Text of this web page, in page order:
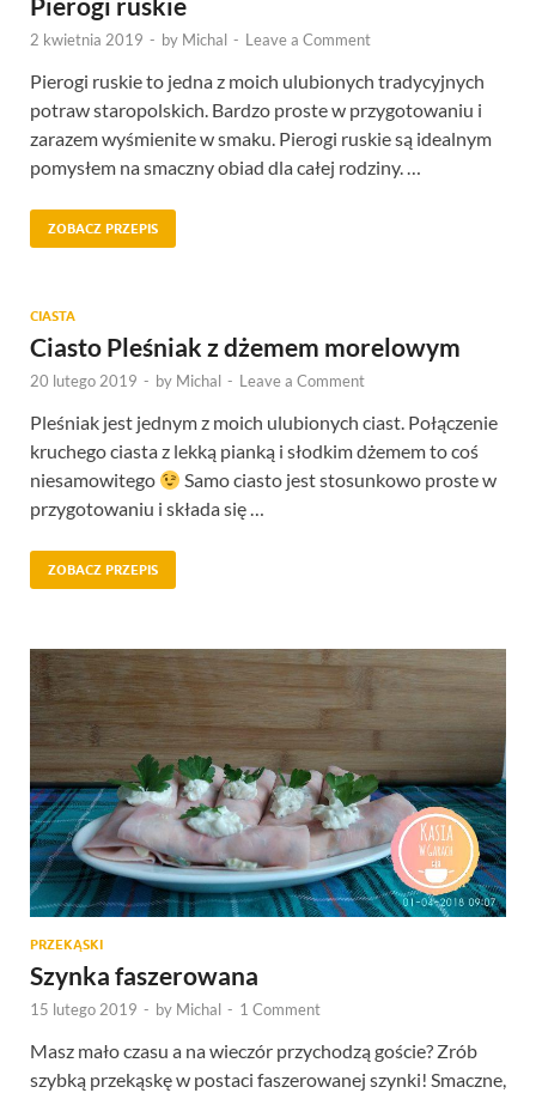
2 kwietnia 2019 - by Michal - Leave a Comment
Pierogi ruskie to jedna z moich ulubionych tradycyjnych
potraw staropolskich. Bardzo proste w przygotowaniu i
zarazem wyśmienite w smaku. Pierogi ruskie są idealnym
pomysłem na smaczny obiad dla całej rodziny. …
ZOBACZ PRZEPIS
CIASTA
Ciasto Pleśniak z dżemem morelowym
20 lutego 2019 - by Michal - Leave a Comment
Pleśniak jest jednym z moich ulubionych ciast. Połączenie
kruchego ciasta z lekką pianką i słodkim dżemem to coś
niesamowitego
Samo ciasto jest stosunkowo proste w
przygotowaniu i składa się …
ZOBACZ PRZEPIS
PRZEKĄSKI
Szynka faszerowana
15 lutego 2019 - by Michal - 1 Comment
Masz mało czasu a na wieczór przychodzą goście? Zrób
szybką przekąskę w postaci faszerowanej szynki! Smaczne,